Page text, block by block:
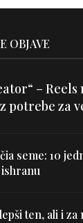
OBJAVE
–
potrebe za
seme: 10
ten, ali i za